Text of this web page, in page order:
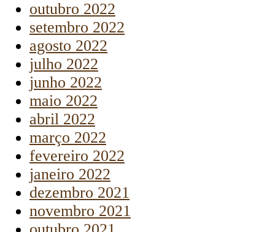
outubro 2022
setembro 2022
agosto 2022
julho 2022
junho 2022
maio 2022
abril 2022
março 2022
fevereiro 2022
janeiro 2022
dezembro 2021
novembro 2021